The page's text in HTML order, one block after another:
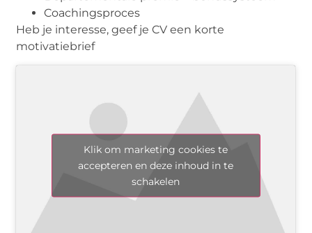
Coachingsproces
Heb je interesse, geef je CV een korte
motivatiebrief
Klik om marketing cookies te
accepteren en deze inhoud in te
schakelen